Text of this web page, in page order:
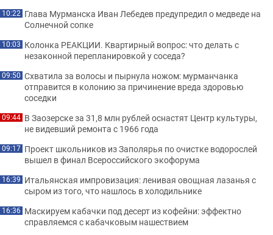
10:22 Глава Мурманска Иван Лебедев предупредил о медведе на
Солнечной сопке
10:03 Колонка РЕАКЦИИ. Квартирный вопрос: что делать с
незаконной перепланировкой у соседа?
09:50 Схватила за волосы и пырнула ножом: мурманчанка
отправится в колонию за причинение вреда здоровью
соседки
09:44 В Заозерске за 31,8 млн рублей оснастят Центр культуры,
не видевший ремонта с 1966 года
09:17 Проект школьников из Заполярья по очистке водорослей
вышел в финал Всероссийского экофорума
16:39 Итальянская импровизация: ленивая овощная лазанья с
сыром из того, что нашлось в холодильнике
16:36 Маскируем кабачки под десерт из кофейни: эффектно
справляемся с кабачковым нашествием